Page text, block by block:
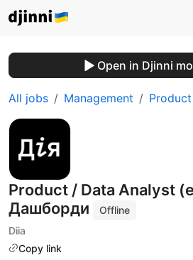
Open in Djinni
All jobs Management
Product / Data Analyst
Дашборди
Offline
Diia
Copy link